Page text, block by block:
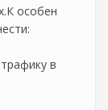
особен
в